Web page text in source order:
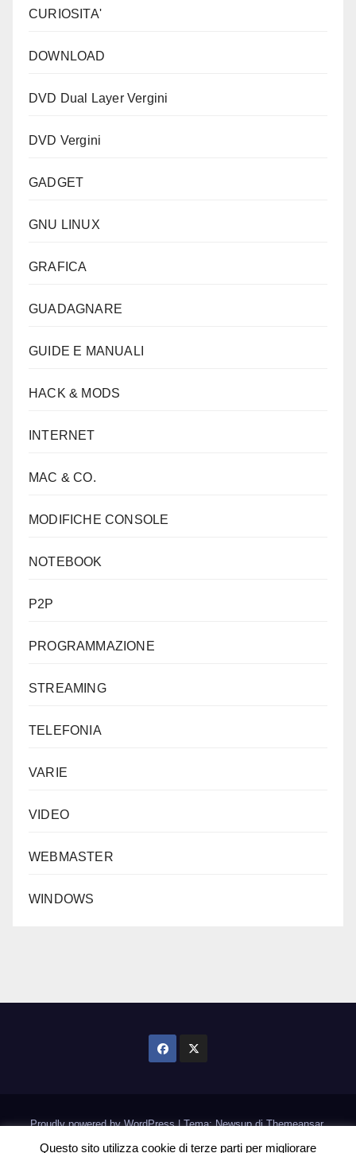
CURIOSITA'
DOWNLOAD
DVD Dual Layer Vergini
DVD Vergini
GADGET
GNU LINUX
GRAFICA
GUADAGNARE
GUIDE E MANUALI
HACK & MODS
INTERNET
MAC & CO.
MODIFICHE CONSOLE
NOTEBOOK
P2P
PROGRAMMAZIONE
STREAMING
TELEFONIA
VARIE
VIDEO
WEBMASTER
WINDOWS
Proudly powered by WordPress|Tema: Newsup diThemeansar.
Questo sito utilizza cookie di terze parti per migliorare